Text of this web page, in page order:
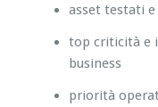
asset testati
top criticità e
business
priorità